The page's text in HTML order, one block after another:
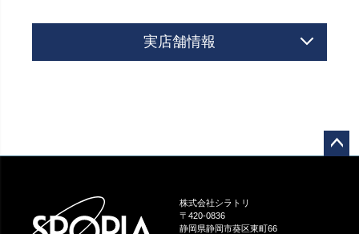
実店舗情報
株式会社シラトリ
〒420-0836
静岡県静岡市葵区東町66